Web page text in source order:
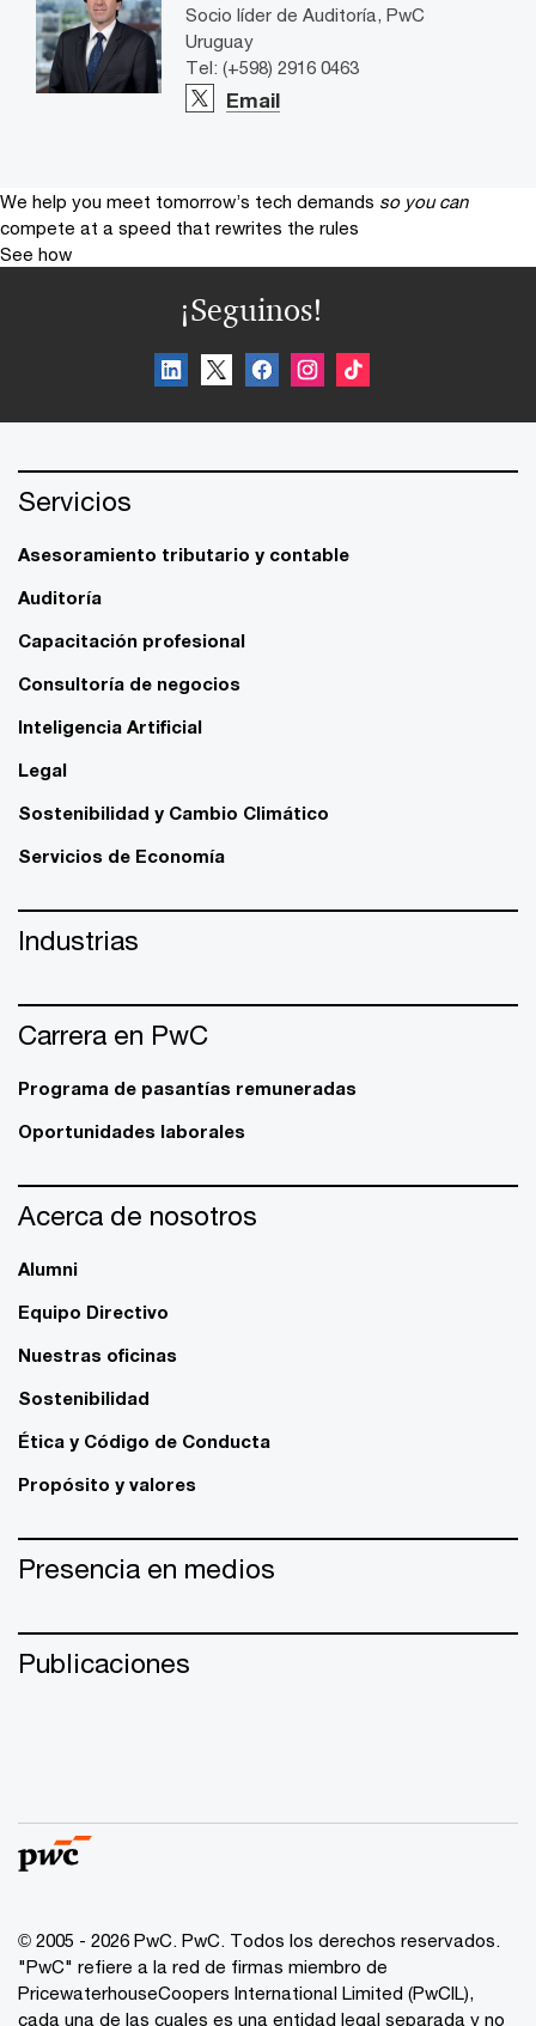
Socio líder de Auditoría, PwC
Uruguay
Tel: (+598) 2916 0463
Email
We help you meet tomorrow’s tech demands so you can
compete at a speed that rewrites the rules
See how
¡Seguinos!
Servicios
Asesoramiento tributario y contable
Auditoría
Capacitación profesional
Consultoría de negocios
Inteligencia Artificial
Legal
Sostenibilidad y Cambio Climático
Servicios de Economía
Industrias
Carrera en PwC
Programa de pasantías remuneradas
Oportunidades laborales
Acerca de nosotros
Alumni
Equipo Directivo
Nuestras oficinas
Sostenibilidad
Ética y Código de Conducta
Propósito y valores
Presencia en medios
Publicaciones
© 2005 - 2026 PwC. PwC. Todos los derechos reservados.
"PwC" refiere a la red de firmas miembro de
PricewaterhouseCoopers International Limited (PwCIL),
cada una de las cuales es una entidad legal separada y no